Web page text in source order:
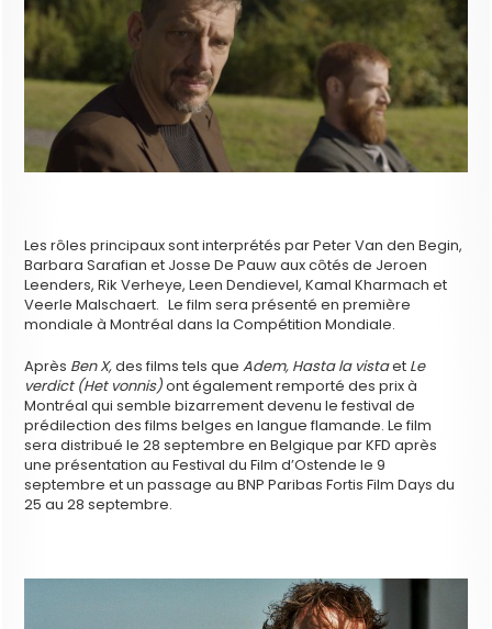
Les rôles principaux sont interprétés par Peter Van den Begin,
Barbara Sarafian et Josse De Pauw aux côtés de Jeroen
Leenders, Rik Verheye, Leen Dendievel, Kamal Kharmach et
Veerle Malschaert. Le film sera présenté en première
mondiale à Montréal dans la Compétition Mondiale.
Après Ben X,des films tels queAdem, Hasta la vistaet Le
verdict (Het vonnis)ont également remporté des prix à
Montréal qui semble bizarrement devenu le festival de
prédilection des films belges en langue flamande. Le film
sera distribué le 28 septembre en Belgique par KFD après
une présentation au Festival du Film d’Ostende le 9
septembre et un passage au BNP Paribas Fortis Film Days du
25 au 28 septembre.